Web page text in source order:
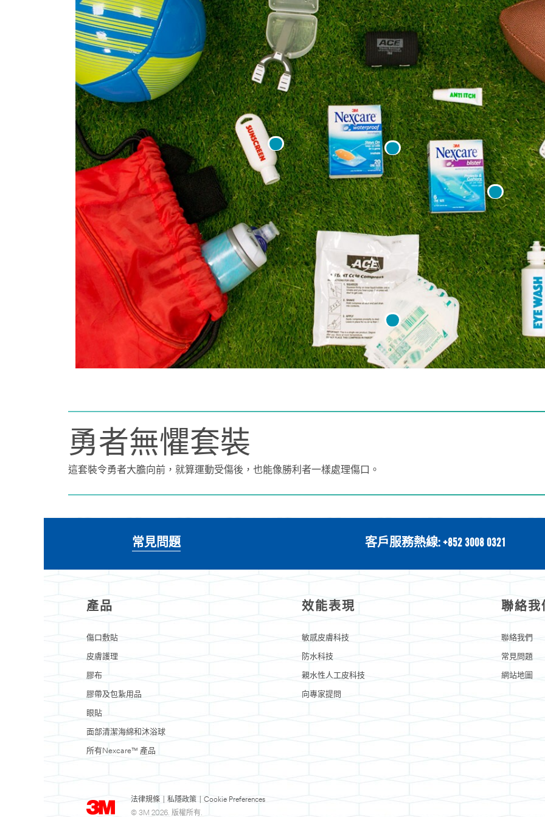
勇者無懼套裝
這套裝令勇者大膽向前，就算運動受傷後，也能像勝利者一樣處理傷口。
常見問題 客戶服務熱線: +852 3008 0321
產品
傷口敷貼
皮膚護理
膠布
膠帶及包紥用品
眼貼
面部清潔海綿和沐浴球
所有Nexcare™ 產品
效能表現
敏感皮膚科技
防水科技
親水性人工皮科技
向專家提問
聯絡我
聯絡我們
常見問題
網站地圖
法律規條 私隱政策
Cookie Preferences
© 3M 2026. 版權所有.